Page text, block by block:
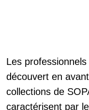
Les
découvert en
collections de
caractérisent par